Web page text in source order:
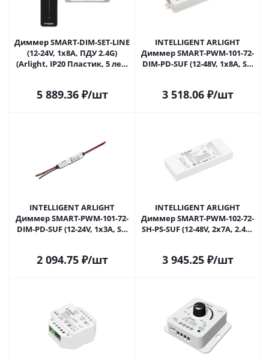
Диммер SMART-DIM-SET-LINE
(12-24V, 1x8A, ПДУ 2.4G)
(Arlight, IP20 Пластик, 5 лет)
5 889.36₽/шт
INTELLIGENT ARLIGHT
Диммер SMART-PWM-101-72-
DIM-PD-SUF (12-48V, 1x8A, SS,
3 518.06₽/шт
INTELLIGENT ARLIGHT
Диммер SMART-PWM-101-72-
DIM-PD-SUF (12-24V, 1x3A, SS,
2 094.75₽/шт
INTELLIGENT ARLIGHT
Диммер SMART-PWM-102-72-
SH-PS-SUF (12-48V, 2x7A, 2.4G)
3 945.25₽/шт